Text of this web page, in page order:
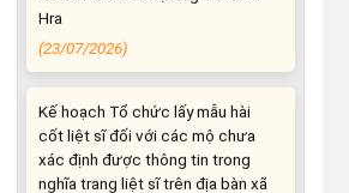
cốt liệt sĩ đối với các mộ chưa
nghĩa trang liệt sĩ trên địa bàn xã
Ea Súp để giám định AND
(06/08/2026)